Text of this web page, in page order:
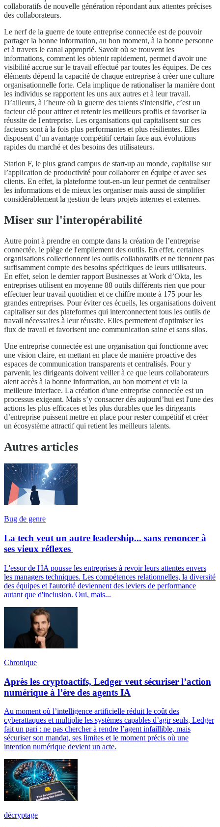
collaboratifs de nouvelle génération répondant aux attentes précises
des collaborateurs.
Le nerf de la guerre de toute entreprise connectée est de pouvoir
partager la bonne information, au bon moment, à la bonne personne
et à travers le canal approprié. Savoir où se trouvent les
informations, comment les obtenir rapidement, permet d'avoir une
visibilité accrue sur le travail effectué par toutes les équipes. De ces
éléments dépend la capacité de chaque entreprise à créer une culture
organisationnelle forte. Cela implique de rationaliser la manière dont
les individus se rapportent les uns aux autres et à leur travail.
D’ailleurs, à l’heure où la guerre des talents s'intensifie, c’est un
facteur clé pour attirer et retenir les meilleurs profils et favoriser la
réussite de l'entreprise. Les organisations qui capitalisent sur ces
facteurs sont à la fois plus performantes et plus résilientes. Elles
disposent d’un avantage compétitif certain face aux évolutions
rapides du marché et des besoins des utilisateurs.
Station F, le plus grand campus de start-up au monde, capitalise sur
l’application de productivité pour collaborer en équipe et avec ses
clients. En effet, la plateforme tout-en-un leur permet de centraliser
les informations et de mieux les organiser mais aussi de simplifier
considérablement la gestion de leurs projets internes et externes.
Miser sur l'interopérabilité
Autre point à prendre en compte dans la création de l’entreprise
connectée, le piège de l'empilement des outils. En effet, certaines
organisations collectionnent les outils collaboratifs et ne tiennent pas
suffisamment compte des besoins spécifiques de leurs utilisateurs.
En effet, selon le dernier rapport Businesses at Work d’Okta, les
entreprises utilisent en moyenne 88 outils différents rien que pour
effectuer leur travail quotidien et ce chiffre monte à 175 pour les
grandes entreprises. Pour éviter ces écueils, les organisations doivent
capitaliser sur des plateformes qui interconnectent tous les outils de
travail nécessaires à leur réussite. Elles permettent d'optimiser les
flux de travail et favorisent une communication saine et sans silos.
Une entreprise connectée est une organisation qui fonctionne avec
une vision claire, en mettant en place de manière proactive des
espaces de communication transparents et centralisés. Pour y
parvenir, les dirigeants doivent veiller à ce que leurs collaborateurs
aient accès à la bonne information, au bon moment et via la
meilleure interface. La création d'une entreprise connectée est un
processus exigeant. Mais s’y consacrer dès aujourd’hui est l'une des
actions les plus efficaces et les plus durables que les dirigeants
d’entreprise puissent mettre en place pour rester compétitif et créer
un écosystème attractif qui retient les meilleurs talents.
Autres articles
Bug de genre
La tech veut un autre leadership... sans renoncer à
ses vieux réflexes
L'essor de l'IA pousse les entreprises à revoir leurs attentes envers
les managers techniques. Les compétences relationnelles, la diversité
des équipes et l'autorité deviennent des leviers de performance
autant que d'inclusion. Oui, mais...
Chronique
Après les cryptoactifs, Ledger veut sécuriser l’action
numérique à l’ère des agents IA
Au moment où l’intelligence artificielle réduit le coût des
cyberattaques et multiplie les systèmes capables d’agir seuls, Ledger
fait un pari : ne pas chercher à rendre l’agent infaillible, mais
sécuriser son mandat, ses limites et le moment précis où une
intention numérique devient un acte.
décryptage